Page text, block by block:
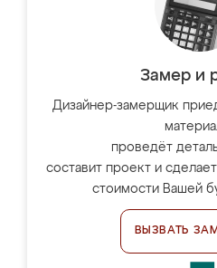
Замер и
Дизайнер-замерщик
проведёт
составит проект и
стоимости Вашей
ВЫЗВАТЬ